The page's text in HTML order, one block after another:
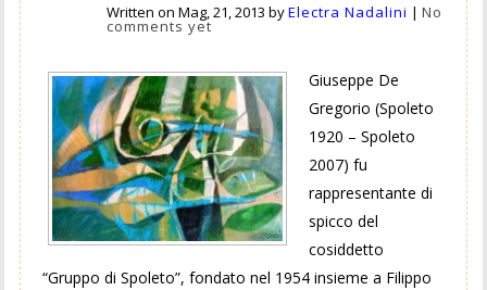
Written onMag, 21, 2013 byElectra Nadalini |No
comments yet
Giuseppe De
Gregorio (Spoleto
1920 – Spoleto
2007) fu
rappresentante di
spicco del
cosiddetto
“Gruppo di Spoleto”, fondato nel 1954 insieme a Filippo